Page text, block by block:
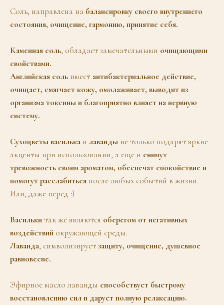
Соль, направлена на балансировку своего внутреннего
состояния, очищение, гармонию, принятие себя.
Каменная соль, обладает замечательными очищающими
свойствами.
Английская соль имеет антибактериальное действие,
очищает, смягчает кожу, омолаживает, выводит из
организма токсины и благоприятно влияет на нервную
систему.
Сухоцветы василька и лаванды не только подарят яркие
акценты при использовании, а еще и снимут
тревожность своим ароматом, обеспечат спокойствие и
помогут расслабиться после любых событий в жизни.
Или, даже перед :)
Васильки так же являются оберегом от негативных
воздействий окружающей среды.
Лаванда, символизирует защиту, очищение, душевное
равновесие.
Эфирное масло лаванды способствует быстрому
восстановлению сил и дарует полную релаксацию.